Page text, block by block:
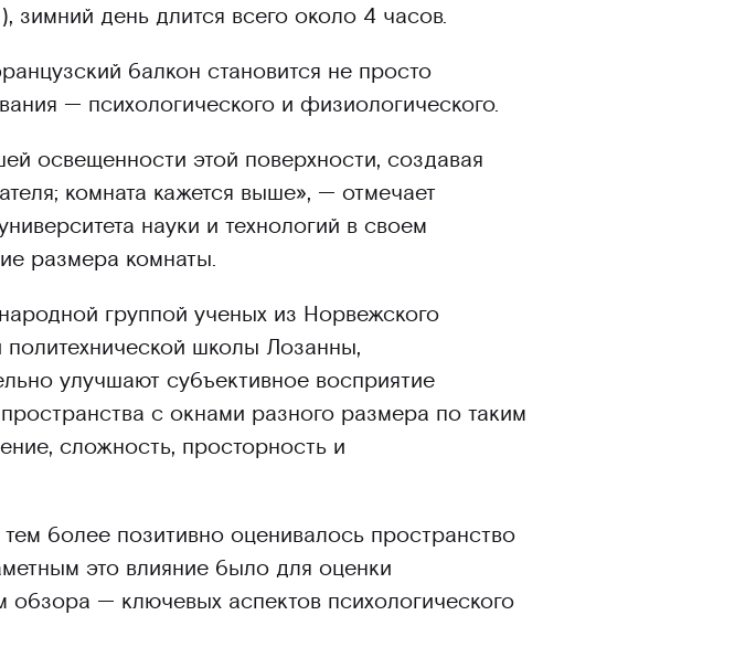
день длится всего около 4 часов.
балкон становится не просто
— психологического и физиологического.
освещенности этой поверхности, создавая
комната кажется выше», — отмечает
науки и технологий в своем
размера комнаты.
группой ученых из Норвежского
политехнической школы Лозанны,
улучшают субъективное восприятие
с окнами разного размера по таким
сложность, просторность и
более позитивно оценивалось пространство
это влияние было для оценки
обзора — ключевых аспектов психологического